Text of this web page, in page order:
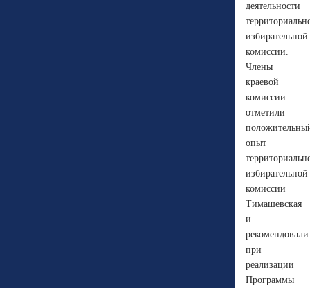
деятельности
избирательной
комиссии.
Члены
краевой
комиссии
отметили
опыт
избирательной
комиссии
Тимашевская
и
рекомендовали
при
реализации
Программы